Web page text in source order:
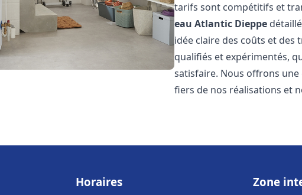
tarifs sont compétitifs et
eau Atlantic Dieppe
idée claire des coûts et des
qualifiés et expérimentés,
satisfaire. Nous offrons une
fiers de nos réalisations et
Horaires Zone